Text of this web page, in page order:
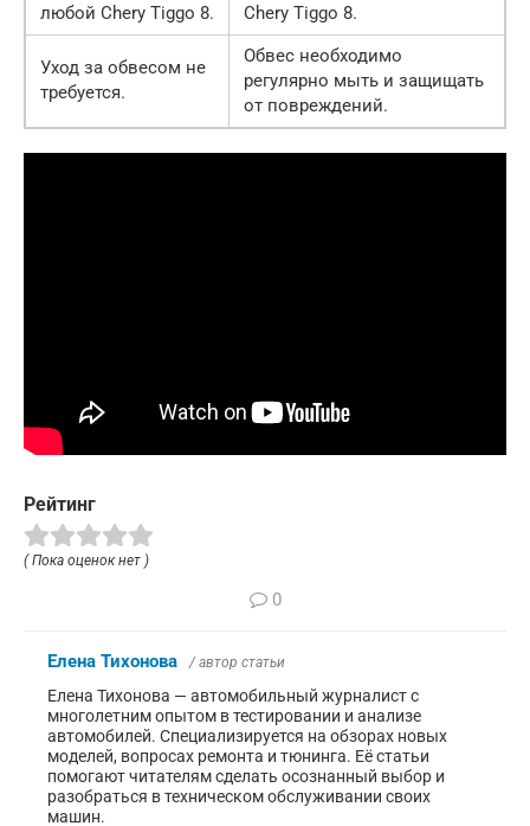
любой Chery Tiggo 8.
Chery Tiggo 8.
Уход за обвесом не
требуется.
Обвес необходимо
регулярно мыть и защищать
от повреждений.
Рейтинг
( Пока оценок нет )
0
Елена Тихонова / автор статьи
Елена Тихонова — автомобильный журналист с
многолетним опытом в тестировании и анализе
автомобилей. Специализируется на обзорах новых
моделей, вопросах ремонта и тюнинга. Её статьи
помогают читателям сделать осознанный выбор и
разобраться в техническом обслуживании своих
машин.